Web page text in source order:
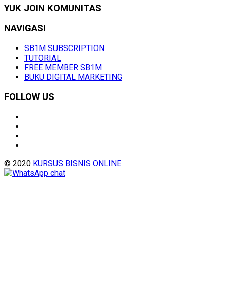
YUK JOIN KOMUNITAS
NAVIGASI
SB1M SUBSCRIPTION
TUTORIAL
FREE MEMBER SB1M
BUKU DIGITAL MARKETING
FOLLOW US
© 2020 KURSUS BISNIS ONLINE